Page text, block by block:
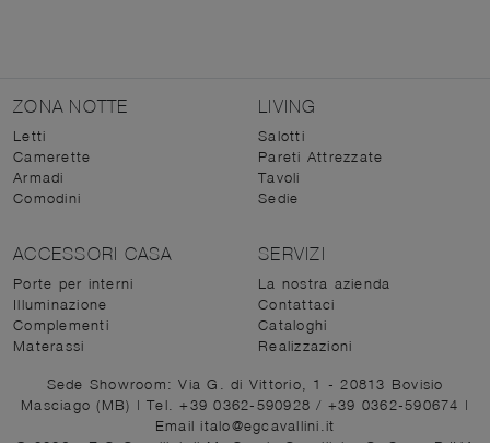
ZONA NOTTE
Letti
Camerette
Armadi
Comodini
LIVING
Salotti
Pareti Attrezzate
Tavoli
Sedie
ACCESSORI CASA
Porte per interni
Illuminazione
Complementi
Materassi
SERVIZI
La nostra azienda
Contattaci
Cataloghi
Realizzazioni
Sede Showroom: Via G. di Vittorio, 1 - 20813 Bovisio
Masciago (MB) | Tel. +39 0362-590928/ +39 0362-590674 |
Email italo@egcavallini.it